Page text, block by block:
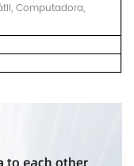
Computadora,